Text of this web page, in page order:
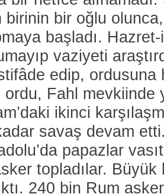
birinin bir oğlu
başladı.
vaziyeti
edip,
ordu, Fahl mevkiinde
ikinci
savaş devam
papazlar
topladılar. Büyük
240 bin Rum